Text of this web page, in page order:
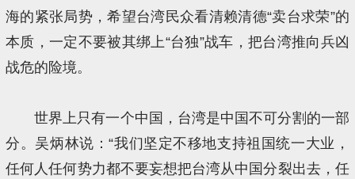
海的紧张局势，希望台湾民众看清赖清德“卖台求荣”的
本质，一定不要被其绑上“台独”战车，把台湾推向兵凶
战危的险境。
世界上只有一个中国，台湾是中国不可分割的一部
分。吴炳林说：“我们坚定不移地支持祖国统一大业，
任何人任何势力都不要妄想把台湾从中国分裂出去，任